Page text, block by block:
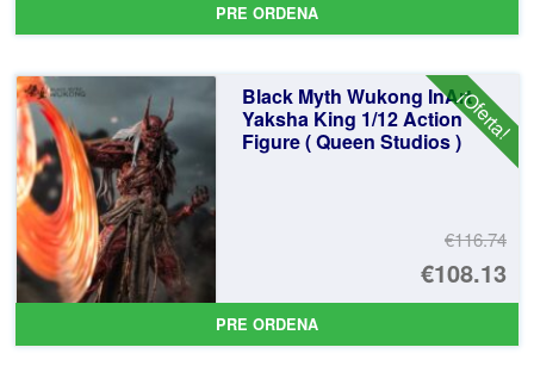
PRE ORDENA
¡Oferta!
Black Myth Wukong InArt
Yaksha King 1/12 Action
Figure ( Queen Studios )
€116.74
El
€108.13
El
PRE ORDENA